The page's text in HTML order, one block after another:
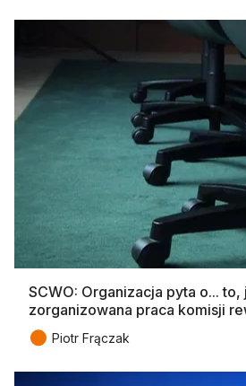
SCWO: Organizacja pyta o...
zorganizowana praca komisji
● Piotr Frączak